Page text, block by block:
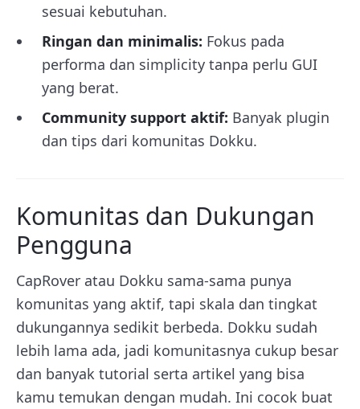
sesuai kebutuhan.
Ringan dan minimalis: Fokus pada
performa dan simplicity tanpa perlu GUI
yang berat.
Community support aktif: Banyak plugin
dan tips dari komunitas Dokku.
Komunitas dan Dukungan
Pengguna
CapRover atau Dokku sama-sama punya
komunitas yang aktif, tapi skala dan tingkat
dukungannya sedikit berbeda. Dokku sudah
lebih lama ada, jadi komunitasnya cukup besar
dan banyak tutorial serta artikel yang bisa
kamu temukan dengan mudah. Ini cocok buat